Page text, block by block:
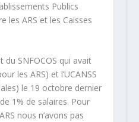
Publics
les ARS et les Caisses
SNFOCOS qui avait
les ARS) et l’UCANSS
le 19 octobre dernier
1% de salaires. Pour
nous n’avons pas